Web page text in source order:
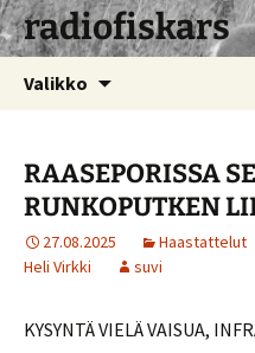
radiofiskars
Valikko
RAASEPORISSA
RUNKOPUTKEN
27.08.2025 Haastattelut
Heli Virkki
suvi
KYSYNTÄ VIELÄ VAISUA,